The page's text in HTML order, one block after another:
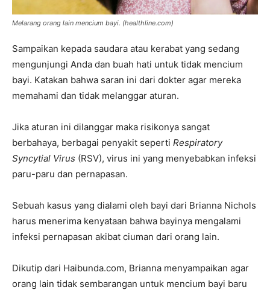
Melarang orang lain mencium bayi. (healthline.com)
Sampaikan kepada saudara atau kerabat yang sedang
mengunjungi Anda dan buah hati untuk tidak mencium
bayi. Katakan bahwa saran ini dari dokter agar mereka
memahami dan tidak melanggar aturan.
Jika aturan ini dilanggar maka risikonya sangat
berbahaya, berbagai penyakit seperti Respiratory
Syncytial Virus (RSV), virus ini yang menyebabkan infeksi
paru-paru dan pernapasan.
Sebuah kasus yang dialami oleh bayi dari Brianna Nichols
harus menerima kenyataan bahwa bayinya mengalami
infeksi pernapasan akibat ciuman dari orang lain.
Dikutip dari Haibunda.com, Brianna menyampaikan agar
orang lain tidak sembarangan untuk mencium bayi baru